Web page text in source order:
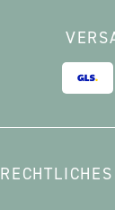
RECHTLICHES